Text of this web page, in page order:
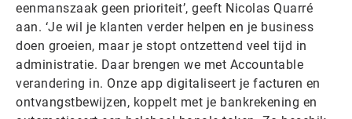
eenmanszaak geen prioriteit’, geeft Nicolas Quarré
aan. ‘Je wil je klanten verder helpen en je business
doen groeien, maar je stopt ontzettend veel tijd in
administratie. Daar brengen we met Accountable
verandering in. Onze app digitaliseert je facturen en
ontvangstbewijzen, koppelt met je bankrekening en